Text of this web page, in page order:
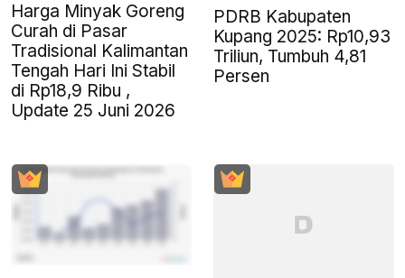
Harga Minyak Goreng
Curah di Pasar
Tradisional Kalimantan
Tengah Hari Ini Stabil
di Rp18,9 Ribu ,
Update 25 Juni 2026
PDRB Kabupaten
Kupang 2025: Rp10,93
Triliun, Tumbuh 4,81
Persen